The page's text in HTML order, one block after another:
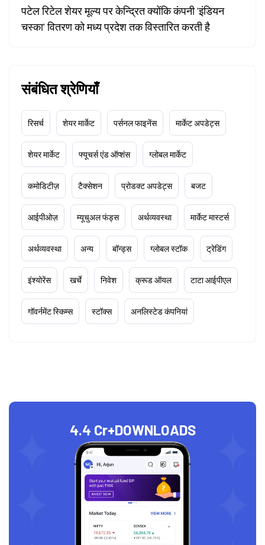
पटेल रिटेल शेयर मूल्य पर केन्द्रित क्योंकि कंपनी 'इंडियन
चस्का' वितरण को मध्य प्रदेश तक विस्तारित करती है
संबंधित श्रेणियाँ
रिसर्च शेयर मार्केट पर्सनल फाइनेंस मार्केट अपडेट्स
शेयर मार्केट फ्यूचर्स एंड ऑप्शंस ग्लोबल मार्केट
कमोडिटीज़ टैक्सेशन प्रोडक्ट अपडेट्स बजट
आईपीओज़ म्यूचुअल फंड्स अर्थव्यवस्था मार्केट मास्टर्स
अर्थव्यवस्था अन्य बॉन्ड्स ग्लोबल स्टॉक ट्रेडिंग
इंश्योरेंस खर्चे निवेश क्रूड ऑयल टाटा आईपीएल
गॉवर्नमेंट स्किम्स स्टॉक्स अनलिस्टेड कंपनियां
4.4 Cr+DOWNLOADS